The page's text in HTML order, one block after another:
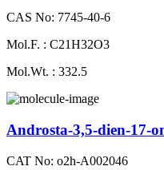
CAS No: 7745-40-6
Mol.F. : C21H32O3
Mol.Wt. : 332.5
Androsta-3,5-dien-17-
CAT No: o2h-A002046